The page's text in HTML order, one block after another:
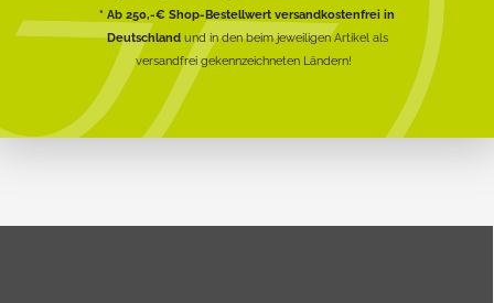
* Ab 250,-€ Shop-Bestellwert versandkostenfrei in
Deutschlandund in den beim jeweiligen Artikel als
versandfrei gekennzeichneten Ländern!